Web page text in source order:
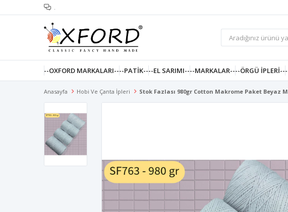
.
--OXFORD MARKALARI----PATIK----EL SARIMI----MARKALAR----ÖRGÜ İPLERI--
Anasayfa Hobi Ve Çanta İpleri Stok Fazlası 980gr Cotton Makrome Paket Beyaz